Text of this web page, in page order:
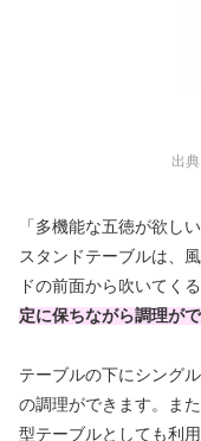
出典
「多機能な五徳が欲し
スタンドテーブルは、
ドの前面から吹いてく
定に保ちながら調理が
テーブルの下にシング
の調理ができます。ま
型テーブルとしても利